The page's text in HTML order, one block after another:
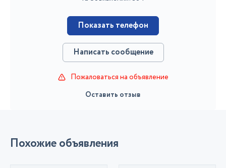
Показать телефон
Написать сообщение
Пожаловаться на объявление
Оставить отзыв
Похожие объявления